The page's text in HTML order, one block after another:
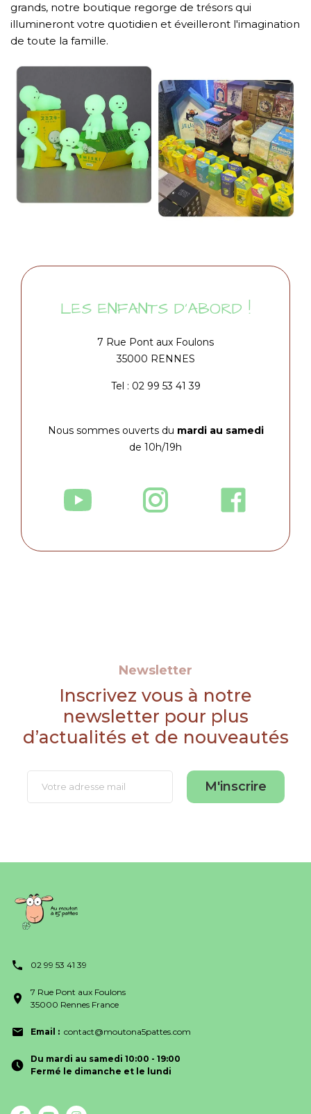
grands, notre boutique regorge de trésors qui
illumineront votre quotidien et éveilleront l'imagination
de toute la famille.
LES ENFANTS D'ABORD !
7 Rue Pont aux Foulons
35000 RENNES
Tel : 02 99 53 41 39
Nous sommes ouverts du mardi au samedi
de 10h/19h
Newsletter
Inscrivez vous à notre
newsletter pour plus
d’actualités et de nouveautés
M'inscrire
02 99 53 41 39
7 Rue Pont aux Foulons
35000 Rennes France
Email : contact@moutona5pattes.com
Du mardi au samedi 10:00 - 19:00
Fermé le dimanche et le lundi